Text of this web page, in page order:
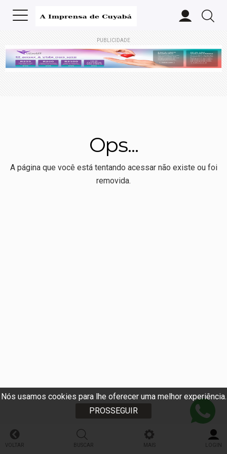
Nós usamos cookies para lhe oferecer uma melhor experiência.
PROSSEGUIR
PUBLICIDADE
Ops...
A página que você está tentando acessar não existe ou foi
removida.
VOLTAR BUSCAR MAIS LOGIN